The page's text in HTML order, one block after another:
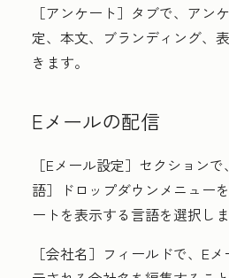
［アンケート］ タブで、アン
定、本文、ブランディング、
きます。
Eメールの配信
［Eメール設定］ セクションで、
語］ドロップダウンメニュー
ートを表示する言語を選択しま
［会社名］フィールドで、E